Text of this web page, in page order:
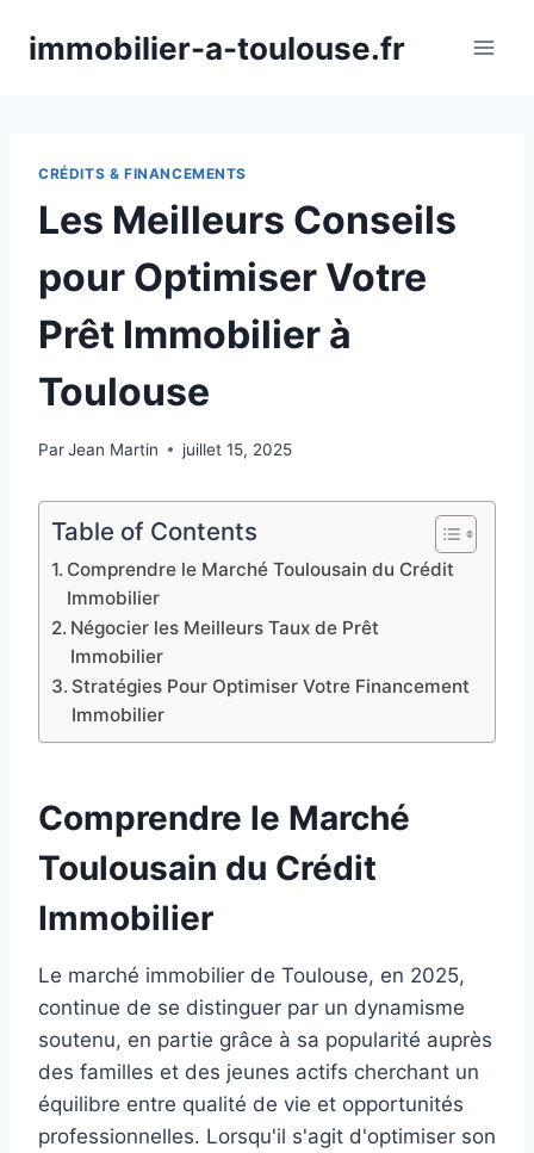
immobilier-a-toulouse.fr
CRÉDITS & FINANCEMENTS
Les Meilleurs Conseils
pour Optimiser Votre
Prêt Immobilier à
Toulouse
ParJean Martin juillet 15, 2025
Table of Contents
Comprendre le Marché Toulousain du Crédit
Immobilier
Négocier les Meilleurs Taux de Prêt
Immobilier
Stratégies Pour Optimiser Votre Financement
Immobilier
Comprendre le Marché
Toulousain du Crédit
Immobilier
Le marché immobilier de Toulouse, en 2025,
continue de se distinguer par un dynamisme
soutenu, en partie grâce à sa popularité auprès
des familles et des jeunes actifs cherchant un
équilibre entre qualité de vie et opportunités
professionnelles. Lorsqu'il s'agit d'optimiser son